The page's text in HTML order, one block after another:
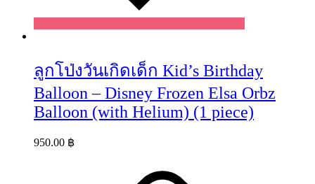
ลูกโป่งวันเกิดเด็ก Kid’s Birthday
Balloon – Disney Frozen Elsa Orbz
Balloon (with Helium) (1 piece)
950.00 ฿